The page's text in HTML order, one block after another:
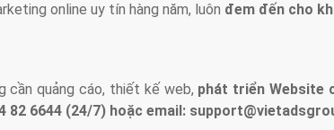
online uy tín hàng năm, luôn đem đến cho
cần quảng cáo, thiết kế web, phát triển Website
82 6644 (24/7) hoặc email: